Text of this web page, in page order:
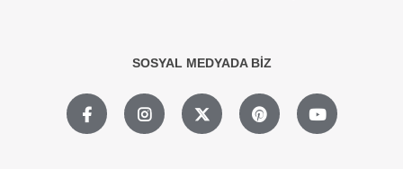
SOSYAL MEDYADA BİZ